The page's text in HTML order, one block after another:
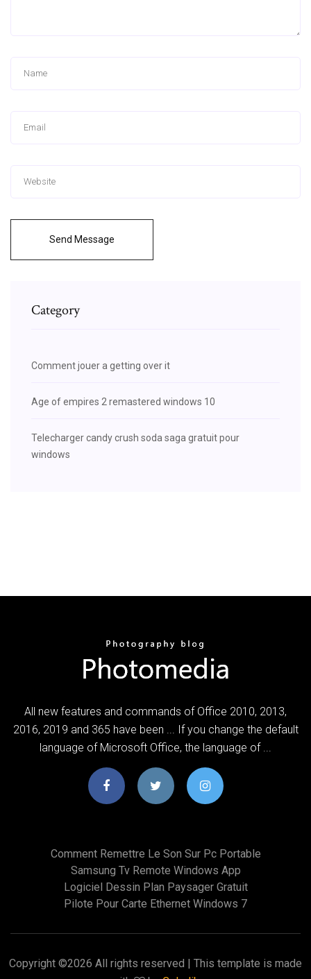
Send Message
Category
Comment jouer a getting over it
Age of empires 2 remastered windows 10
Telecharger candy crush soda saga gratuit pour
windows
All new features and commands of Office 2010, 2013,
2016, 2019 and 365 have been ... If you change the default
language of Microsoft Office, the language of ...
Comment Remettre Le Son Sur Pc Portable
Samsung Tv Remote Windows App
Logiciel Dessin Plan Paysager Gratuit
Pilote Pour Carte Ethernet Windows 7
Copyright ©2026 All rights reserved | This template is made